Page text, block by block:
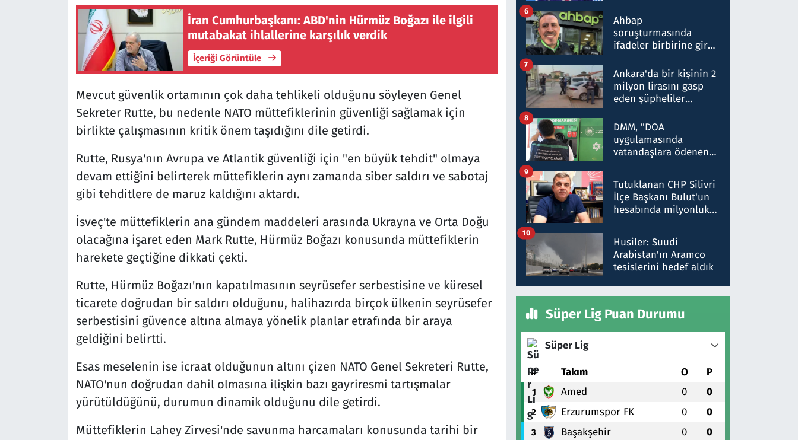
İran Cumhurbaşkanı: ABD'nin Hürmüz Boğazı ile ilgili
mutabakat ihlallerine karşılık verdik
İçeriği Görüntüle
Mevcut güvenlik ortamının çok daha tehlikeli olduğunu söyleyen Genel
Sekreter Rutte, bu nedenle NATO müttefiklerinin güvenliği sağlamak için
birlikte çalışmasının kritik önem taşıdığını dile getirdi.
Rutte, Rusya'nın Avrupa ve Atlantik güvenliği için "en büyük tehdit" olmaya
devam ettiğini belirterek müttefiklerin aynı zamanda siber saldırı ve sabotaj
gibi tehditlere de maruz kaldığını aktardı.
İsveç'te müttefiklerin ana gündem maddeleri arasında Ukrayna ve Orta Doğu
olacağına işaret eden Mark Rutte, Hürmüz Boğazı konusunda müttefiklerin
harekete geçtiğine dikkati çekti.
Rutte, Hürmüz Boğazı'nın kapatılmasının seyrüsefer serbestisine ve küresel
ticarete doğrudan bir saldırı olduğunu, halihazırda birçok ülkenin seyrüsefer
serbestisini güvence altına almaya yönelik planlar etrafında bir araya
geldiğini belirtti.
Esas meselenin ise icraat olduğunun altını çizen NATO Genel Sekreteri Rutte,
NATO'nun doğrudan dahil olmasına ilişkin bazı gayriresmi tartışmalar
yürütüldüğünü, durumun dinamik olduğunu dile getirdi.
Müttefiklerin Lahey Zirvesi'nde savunma harcamaları konusunda tarihi bir
nitelikte olduğunu
belirtti
Ahbap
soruşturmasında
ifadeler birbirine girdi:
ifadelerinden ortaya
çıkan tablo şok etti
6
Ankara'da bir kişinin 2
milyon lirasını gasp
eden şüpheliler
7
DMM, "DOA
uygulamasında
vatandaşlara ödenen
düşürüldüğü" iddiasını
yalanladı
8
Tutuklanan CHP Silivri
İlçe Başkanı Bulut'un
hesabında milyonluk
talimat verdi, ben
gönderdim
9
Husiler: Suudi
Arabistan'ın Aramco
tesislerini hedef aldık
10
Süper Lig Puan Durumu
Süper Lig
# Takım O P
1 Amed 0 0
2 Erzurumspor FK 0 0
3 Başakşehir 0 0